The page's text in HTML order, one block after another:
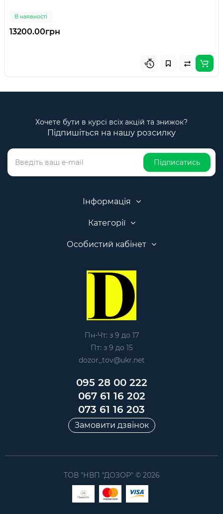
В наявності
13200.00грн
Хочете бути в курсі всіх акцій та знижок?
Підпишіться на нашу розсилку
Підписатись
Інформація
Категорії
Особистий кабінет
Пн-Чт: з 9 до 17
Пт: з 9 до 15
dozor_tov@ukr.net
095 28 00 222
067 61 16 202
073 61 16 203
Замовити дзвінок
ТОВ "НВП "ДОЗОР" © 2026